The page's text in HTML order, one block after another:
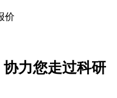
价
力您走过科研